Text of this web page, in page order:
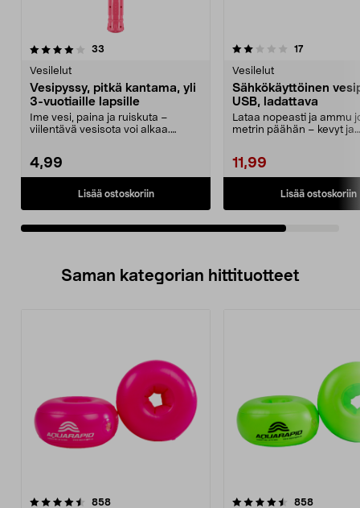
33
Vesilelut
Vesipyssy, pitkä kantama, yli
3-vuotiaille lapsille
Ime vesi, paina ja ruiskuta –
viilentävä vesisota voi alkaa.
4,99
Lisää ostoskoriin
2.0viidestä
17arvostelut
Vesilelut
Sähkökäyttöinen
USB, ladattava
Lataa nopeasti ja ammu
metrin päähän – kevyt ja
11,99
Lisää ostoskoriin
Saman kategorian hittituotteet
858arvostelut
4.5 viidestä
858arvostelut
4.0 viidestä